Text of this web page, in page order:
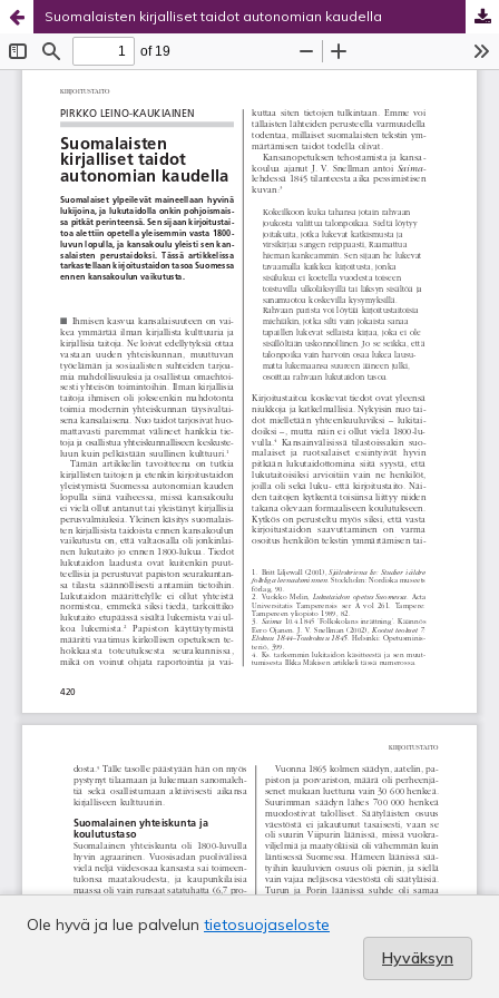
Suomalaisten kirjalliset taidot autonomian kaudella
Ole hyvä ja lue palvelun tietosuojaseloste
Hyväksyn
Palvelua ylläpitää